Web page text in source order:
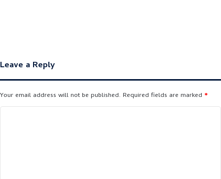
Leave a Reply
Your email address will not be published. Required fields are marked *